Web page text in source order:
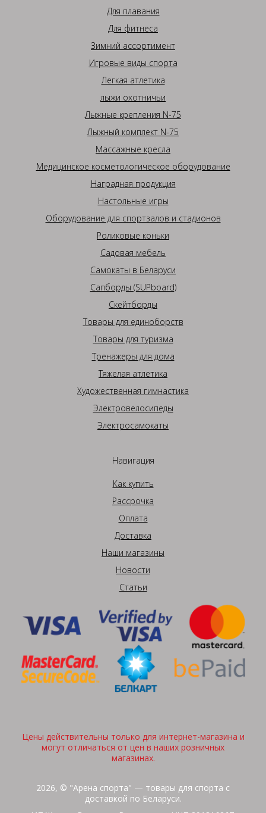
Для плавания
Для фитнеса
Зимний ассортимент
Игровые виды спорта
Легкая атлетика
лыжи охотничьи
Лыжные крепления N-75
Лыжный комплект N-75
Массажные кресла
Медицинское косметологическое оборудование
Наградная продукция
Настольные игры
Оборудование для спортзалов и стадионов
Роликовые коньки
Садовая мебель
Самокаты в Беларуси
Сапборды (SUPboard)
Скейтборды
Товары для единоборств
Товары для туризма
Тренажеры для дома
Тяжелая атлетика
Художественная гимнастика
Электровелосипеды
Электросамокаты
Навигация
Как купить
Рассрочка
Оплата
Доставка
Наши магазины
Новости
Статьи
Цены действительны только для интернет-магазина и
могут отличаться от цен в наших розничных
магазинах.
2026, © "Арена спорта" — товары для спорта с
доставкой по Беларуси.